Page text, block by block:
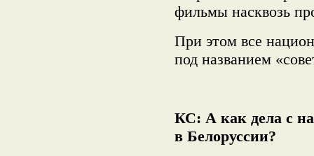
фильмы насквозь
При этом все
под названием
КС: А как дела с
в Белоруссии?